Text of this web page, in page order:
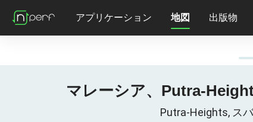
アプリケーション 地図 出版物
マレーシア、Putra-
Putra-Heights, ス